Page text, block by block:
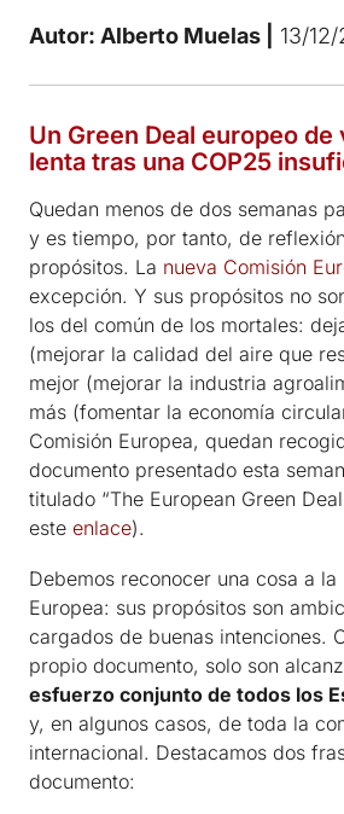
Autor: Alberto Muelas | 13/12/
Un Green Deal europeo
lenta tras una COP25
Quedan menos de dos semanas
y es tiempo, por tanto, de
propósitos. La nueva Comisión
excepción. Y sus propósitos no
los del común de los mortales:
(mejorar la calidad del aire que
mejor (mejorar la industria
más (fomentar la economía
Comisión Europea, quedan
documento presentado esta
titulado “The European Green
este enlace).
Debemos reconocer una cosa a la
Europea: sus propósitos son
cargados de buenas intenciones.
propio documento, solo son
esfuerzo conjunto de todos los
y, en algunos casos, de toda la
internacional. Destacamos dos
documento: